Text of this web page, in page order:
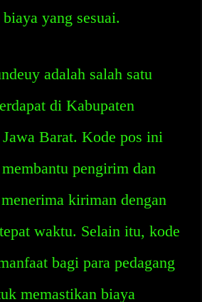
yang sesuai.
adalah salah satu
di Kabupaten
Barat. Kode pos ini
pengirim dan
kiriman dengan
waktu. Selain itu, kode
bagi para pedagang
memastikan biaya